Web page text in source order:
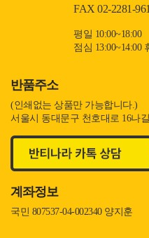
FAX 02-2281-
평일 10:00~18:00
점심 13:00~14:00
반품주소
(인쇄없는 상품만 가능합니다.)
서울시 동대문구 천호대로 16나
계좌정보
국민 807537-04-002340 양지훈